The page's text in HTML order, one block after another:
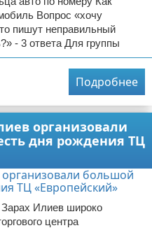
Вопрос «хочу
пишут неправильный
- 3 ответа Для группы
Подробнее
организовали
дня рождения ТЦ
Илиев широко
центра